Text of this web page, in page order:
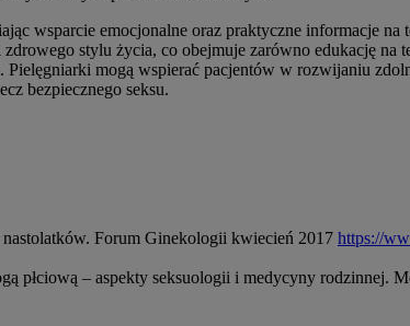
wsparcie emocjonalne oraz praktyczne informacje
stylu życia, co obejmuje zarówno edukację
mogą wspierać pacjentów w rozwijaniu
bezpiecznego seksu.
Forum Ginekologii kwiecień 2017 https://
płciową – aspekty seksuologii i medycyny rodzinnej.